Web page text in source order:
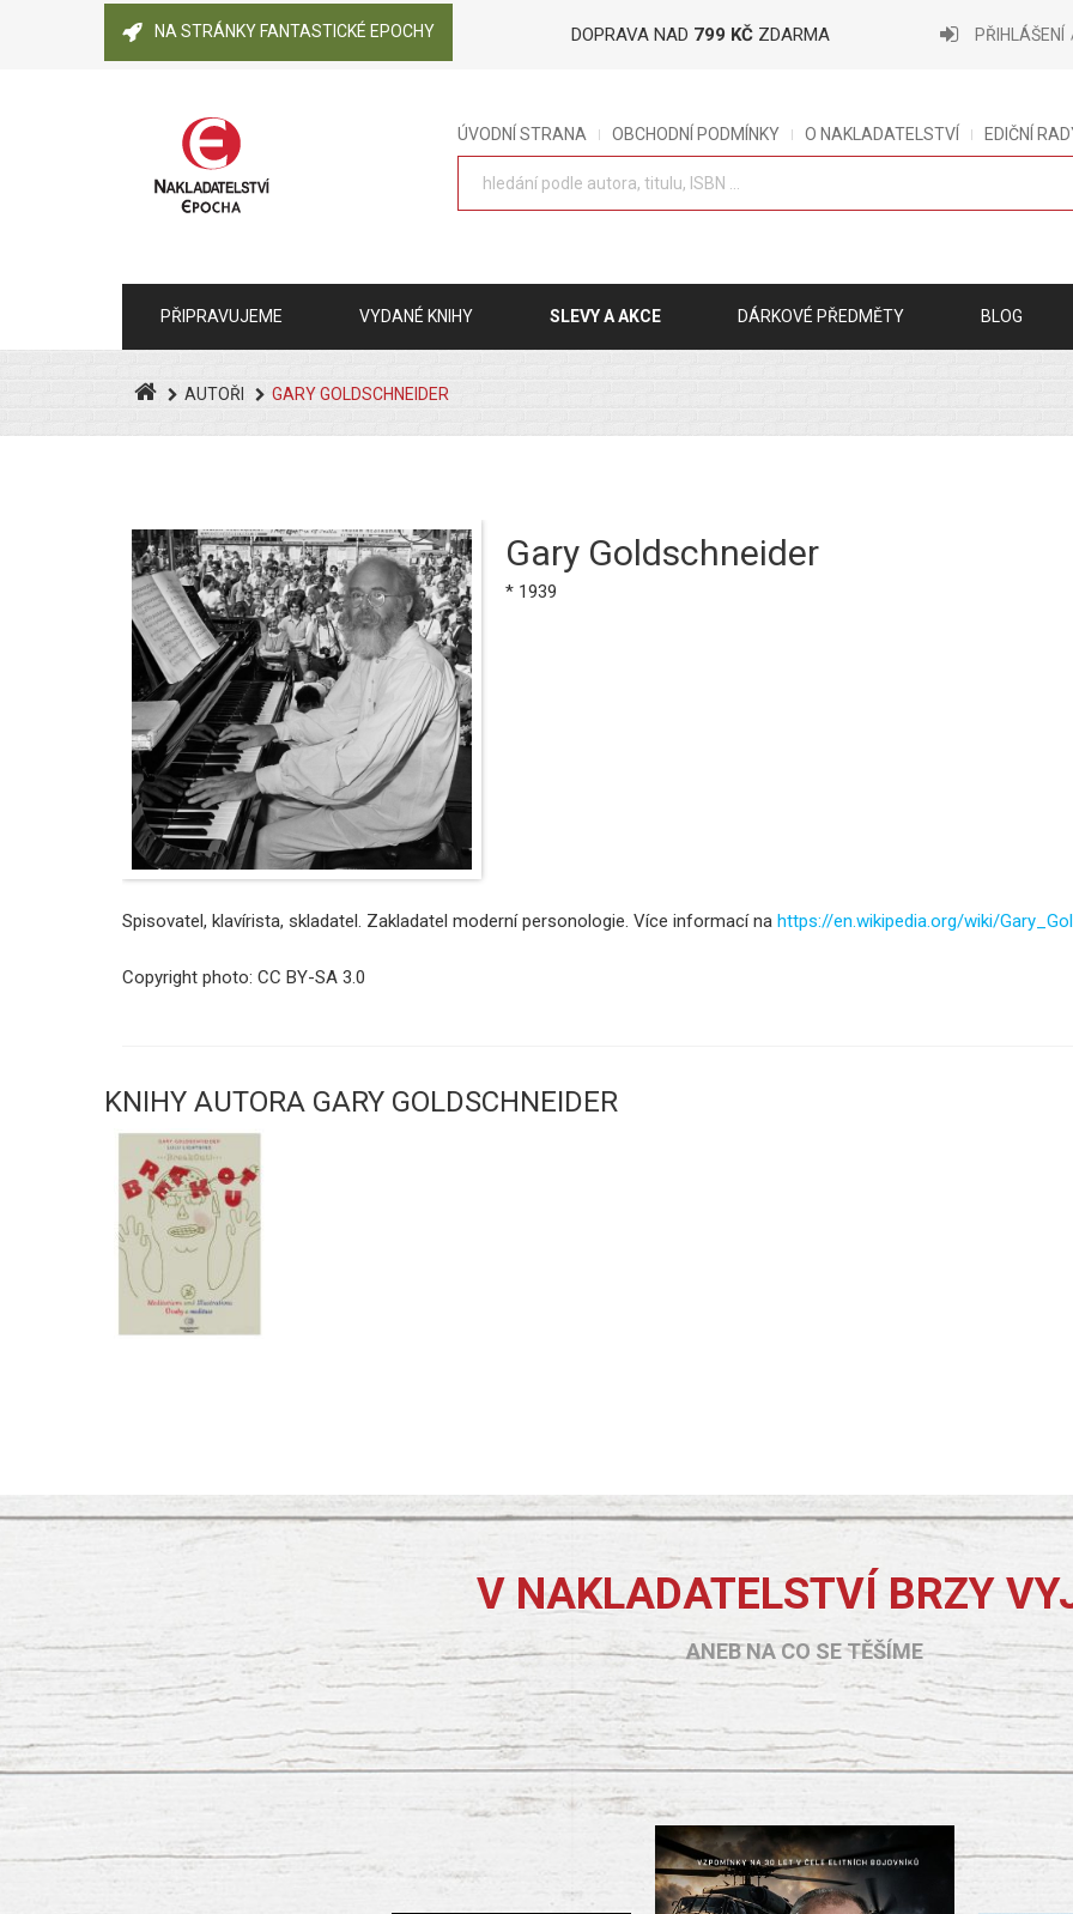
NA STRÁNKY FANTASTICKÉ EPOCHY DOPRAVA NAD 799 KČ ZDARMA PŘIHLÁŠENÍ
ÚVODNÍ STRANA OBCHODNÍ PODMÍNKY O NAKLADATELSTVÍ EDIČNÍ
PŘIPRAVUJEME VYDANÉ KNIHY SLEVY A AKCE DÁRKOVÉ PŘEDMĚTY BLOG
AUTOŘI GARY GOLDSCHNEIDER
Gary Goldschneider
* 1939
Spisovatel, klavírista, skladatel. Zakladatel moderní personologie. Více informací na https://en.wikipedia.org/wiki/
Copyright photo: CC BY-SA 3.0
KNIHY AUTORA GARY GOLDSCHNEIDER
V NAKLADATELSTVÍ BRZY
ANEB NA CO SE TĚŠÍME